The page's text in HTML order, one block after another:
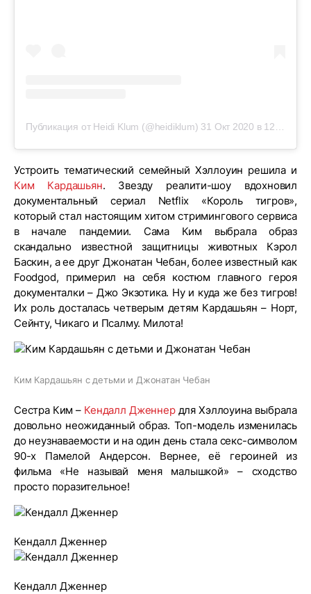
Публикация от Heidi Klum (@heidiklum) 31 Окт 2020 в 12:00 PDT
Устроить тематический семейный Хэллоуин решила и
Ким Кардашьян. Звезду реалити-шоу вдохновил
документальный сериал Netflix «Король тигров»,
который стал настоящим хитом стримингового сервиса
в начале пандемии. Сама Ким выбрала образ
скандально известной защитницы животных Кэрол
Баскин, а ее друг Джонатан Чебан, более известный как
Foodgod, примерил на себя костюм главного героя
документалки – Джо Экзотика. Ну и куда же без тигров!
Их роль досталась четверым детям Кардашьян – Норт,
Сейнту, Чикаго и Псалму. Милота!
Ким Кардашьян с детьми и Джонатан Чебан
Сестра Ким – Кендалл Дженнердля Хэллоуина выбрала
довольно неожиданный образ. Топ-модель изменилась
до неузнаваемости и на один день стала секс-символом
90-х Памелой Андерсон. Вернее, её героиней из
фильма «Не называй меня малышкой» – сходство
просто поразительное!
Кендалл Дженнер
Кендалл Дженнер